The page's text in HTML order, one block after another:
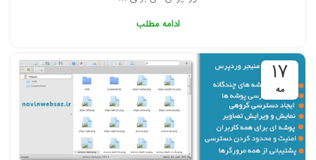
ادامه مطلب
17
مه